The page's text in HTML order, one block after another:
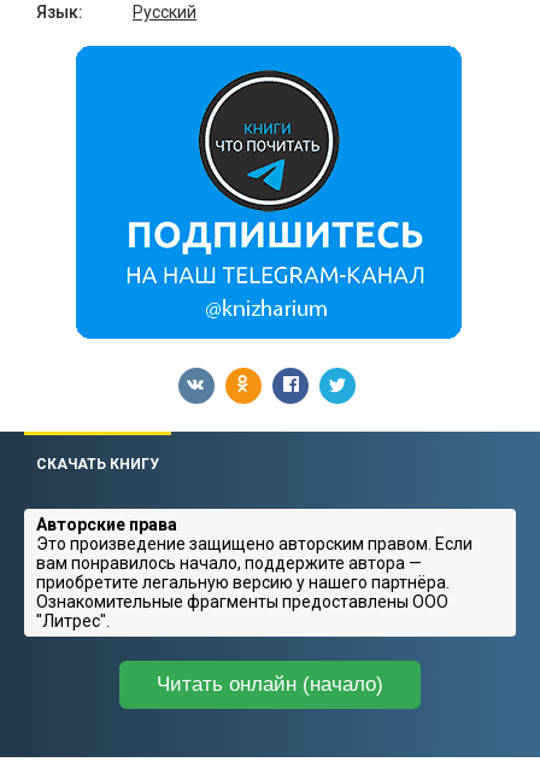
Язык:
Русский
СКАЧАТЬ КНИГУ
Авторские права
Это произведение защищено авторским правом. Если
вам понравилось начало, поддержите автора —
приобретите легальную версию у нашего партнёра.
Ознакомительные фрагменты предоставлены ООО
"Литрес".
Читать онлайн (начало)